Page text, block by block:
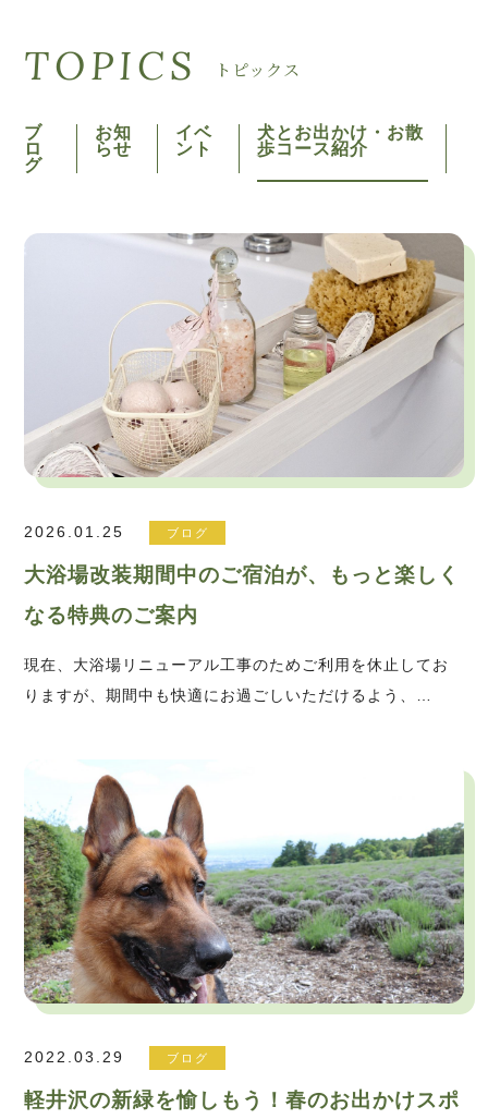
TOPICS トピックス
ブ
ロ
グ
お知
らせ
イベ
ント
犬とお出かけ・お散
歩コース紹介
2026.01.25 ブログ
大浴場改装期間中のご宿泊が、もっと楽しく
なる特典のご案内
現在、大浴場リニューアル工事のためご利用を休止してお
りますが、期間中も快適にお過ごしいただけるよう、…
2022.03.29 ブログ
軽井沢の新緑を愉しもう！春のお出かけスポ